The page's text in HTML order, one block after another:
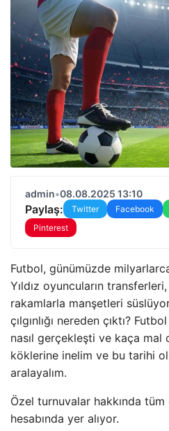
admin•08.08.2025 13:10
Paylaş: Twitter Facebook
Pinterest
Futbol, günümüzde
Yıldız oyuncuların
rakamlarla manşetleri
çılgınlığı nereden çıktı?
nasıl gerçekleşti ve kaça mal
köklerine inelim ve bu tarihi
aralayalım.
Özel turnuvalar hakkında
hesabında yer alıyor.